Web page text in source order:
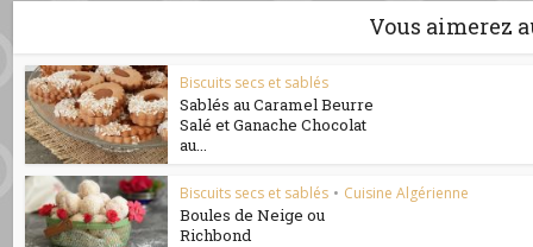
Vous aimerez
Biscuits secs et sablés
Sablés au Caramel Beurre
Salé et Ganache Chocolat
au...
Biscuits secs et sablés • Cuisine Algérienne
Boules de Neige ou
Richbond